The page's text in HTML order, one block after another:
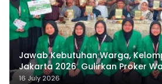
Jawab Kebutuhan Warga,
Jakarta 2026 Gulirkan Proker
Sukamanah
16 July 2026